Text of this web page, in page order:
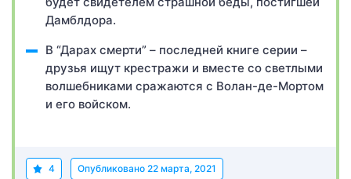
Дамблдора.
В “Дарах смерти” – последней книге серии –
друзья ищут крестражи и вместе со светлыми
волшебниками сражаются с Волан-де-Мортом
и его войском.
4 Опубликовано 22 марта, 2021